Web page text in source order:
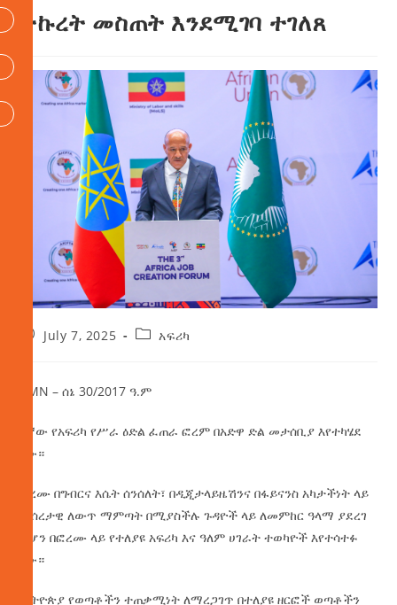
ትኩረት መስጠት እንደሚገባ ተገለጸ
July 7, 2025 አፍሪካ
AMN – ሰኔ 30/2017 ዓ.ም
3ኛው የአፍሪካ የሥራ ዕድል ፈጠራ ፎረም በአድዋ ድል መታሰቢያ እየተካሄደ
ነው።
ፎረሙ በግብርና እሴት ሰንሰለት፣ በዲጂታላይዜሽንና በፋይናንስ አካታችነት ላይ
መሰረታዊ ለውጥ ማምጣት በሚያስችሉ ጉዳዮች ላይ ለመምከር ዓላማ ያደረገ
ሲሆን በፎረሙ ላይ የተለያዩ አፍሪካ እና ዓለም ሀገራት ተወካዮች እየተሳተፉ
ነው።
ኢትዮጵያ የወጣቶችን ተጠቃሚነት ለማረጋገጥ በተለያዩ ዘርፎች ወጣቶችን